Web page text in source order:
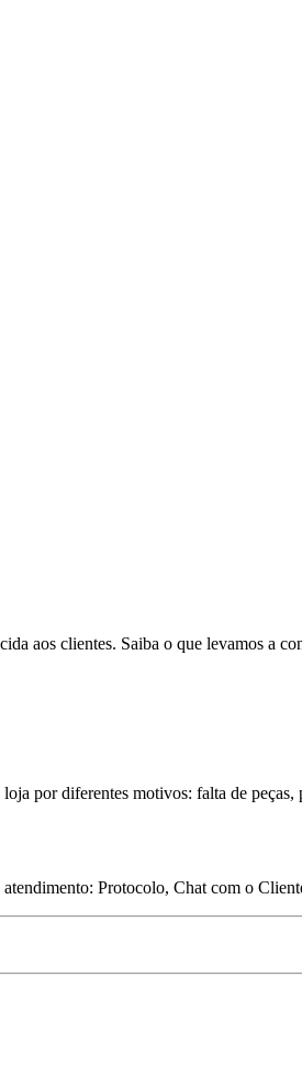
aos clientes. Saiba o que levamos a
por diferentes motivos: falta de
Protocolo, Chat com o